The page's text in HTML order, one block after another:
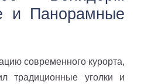
и Панорамные
современного курорта,
традиционные уголки и